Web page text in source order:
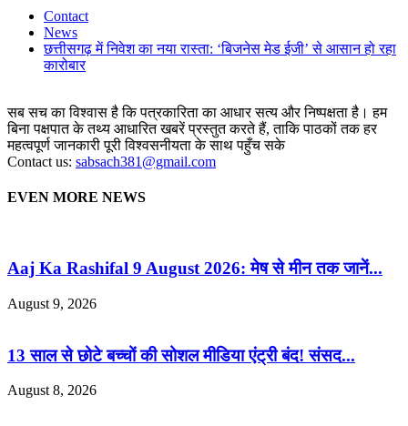
Contact
News
छत्तीसगढ़ में निवेश का नया रास्ता: ‘बिजनेस मेड ईजी’ से आसान हो रहा
कारोबार
सब सच का विश्वास है कि पत्रकारिता का आधार सत्य और निष्पक्षता है। हम
बिना पक्षपात के तथ्य आधारित खबरें प्रस्तुत करते हैं, ताकि पाठकों तक हर
महत्वपूर्ण जानकारी पूरी विश्वसनीयता के साथ पहुँच सके
Contact us: sabsach381@gmail.com
EVEN MORE NEWS
Aaj Ka Rashifal 9 August 2026: मेष से मीन तक जानें...
August 9, 2026
13 साल से छोटे बच्चों की सोशल मीडिया एंट्री बंद! संसद...
August 8, 2026